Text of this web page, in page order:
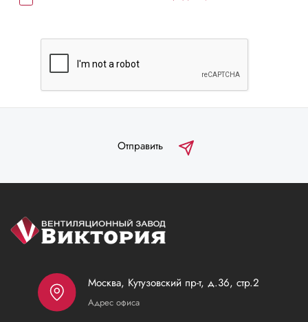
Отправить
Москва, Кутузовский пр-т, д.36, стр.2
Адрес офиса